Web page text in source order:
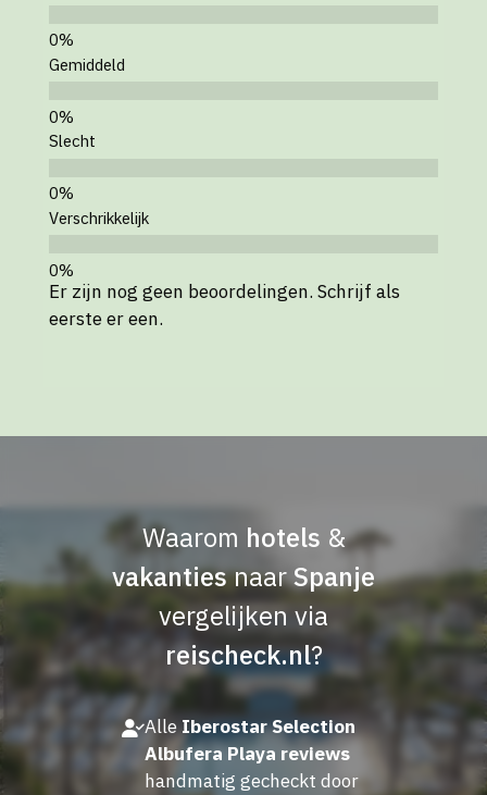
Gemiddeld
Slecht
Verschrikkelijk
Er zijn nog geen beoordelingen. Schrijf als
eerste er een.
Waarom hotels &
vakantiesnaarSpanje
vergelijken via
reischeck.nl?
AlleIberostar Selection
Albufera Playa reviews
handmatig gecheckt door